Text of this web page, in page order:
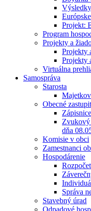
Projekt:
Program
Projekty a
Projekty
Projekty
Virtuálna
Samospráva
Starosta
Obecné
Zvukový
dňa
Komisie v obci
Zamestnanci
Hospodárenie
Správa
Stavebný úrad
Odpadové